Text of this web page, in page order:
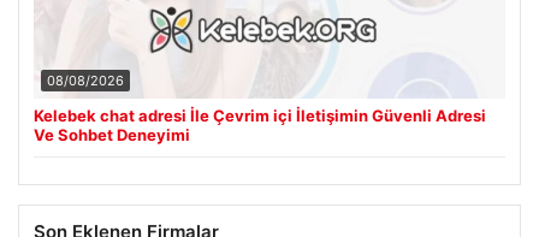
08/08/2026
Kelebek chat adresi İle Çevrim içi İletişimin Güvenli Adresi
Ve Sohbet Deneyimi
Son Eklenen Firmalar